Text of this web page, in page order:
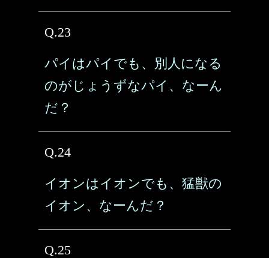
Q.23
パイはパイでも、別人になる
のがじょうずなパイ、なーん
だ？
Q.24
イオンはイオンでも、猛獣の
イオン、なーんだ？
Q.25